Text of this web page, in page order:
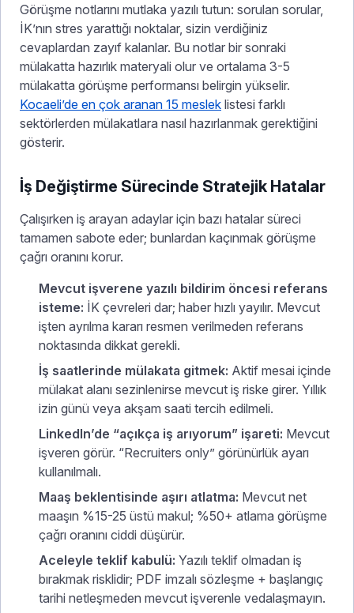
Görüşme notlarını mutlaka yazılı tutun: sorulan sorular,
İK’nın stres yarattığı noktalar, sizin verdiğiniz
cevaplardan zayıf kalanlar. Bu notlar bir sonraki
mülakatta hazırlık materyali olur ve ortalama 3-5
mülakatta görüşme performansı belirgin yükselir.
Kocaeli’de en çok aranan 15 meslek listesi farklı
sektörlerden mülakatlara nasıl hazırlanmak gerektiğini
gösterir.
İş Değiştirme Sürecinde Stratejik Hatalar
Çalışırken iş arayan adaylar için bazı hatalar süreci
tamamen sabote eder; bunlardan kaçınmak görüşme
çağrı oranını korur.
Mevcut işverene yazılı bildirim öncesi referans
isteme: İK çevreleri dar; haber hızlı yayılır. Mevcut
işten ayrılma kararı resmen verilmeden referans
noktasında dikkat gerekli.
İş saatlerinde mülakata gitmek: Aktif mesai içinde
mülakat alanı sezinlenirse mevcut iş riske girer. Yıllık
izin günü veya akşam saati tercih edilmeli.
LinkedIn’de “açıkça iş arıyorum” işareti: Mevcut
işveren görür. “Recruiters only” görünürlük ayarı
kullanılmalı.
Maaş beklentisinde aşırı atlatma: Mevcut net
maaşın %15-25 üstü makul; %50+ atlama görüşme
çağrı oranını ciddi düşürür.
Aceleyle teklif kabulü: Yazılı teklif olmadan iş
bırakmak risklidir; PDF imzalı sözleşme + başlangıç
tarihi netleşmeden mevcut işverenle vedalaşmayın.